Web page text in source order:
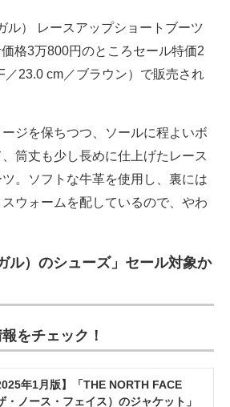
） レースアップショートブーツ
格3万800円のところセール特価2
／23.0 cm／ブラウン）で販売され
ジを保ちつつ、ソールに程よいボ
筒丈も少し長めに仕上げたレース
。ソフトな牛革を使用し、裏には
ウォームを配しているので、やわ
ル）のシューズ」セール対象か
をチェック！
年1月版】「THE NORTH FACE
・ノース・フェイス）のジャケット」